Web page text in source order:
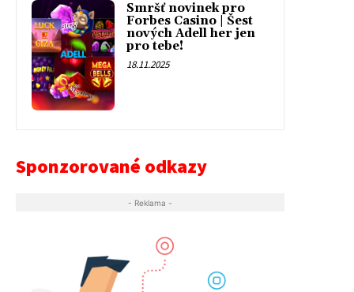
Smršť novinek pro
Forbes Casino | Šest
nových Adell her jen
pro tebe!
18.11.2025
Sponzorované odkazy
- Reklama -